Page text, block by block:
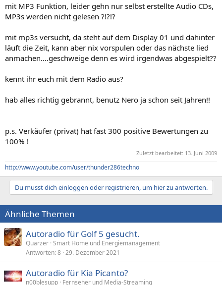
mit MP3 Funktion, leider gehn nur selbst erstellte Audio CDs,
MP3s werden nicht gelesen ?!?!?
mit mp3s versucht, da steht auf dem Display 01 und dahinter
läuft die Zeit, kann aber nix vorspulen oder das nächste lied
anmachen....geschweige denn es wird irgendwas abgespielt??
kennt ihr euch mit dem Radio aus?
hab alles richtig gebrannt, benutz Nero ja schon seit Jahren!!
p.s. Verkäufer (privat) hat fast 300 positive Bewertungen zu
100% !
Zuletzt bearbeitet: 13. Juni 2009
http://www.youtube.com/user/thunder286techno
Du musst dich einloggen oder registrieren, um hier zu antworten.
Ähnliche Themen
Autoradio für Golf 5 gesucht.
Quarzer Smart Home und Energiemanagement
Antworten 8 29. Dezember 2021
Autoradio für Kia Picanto?
n00blesupp Fernseher und Media-Streaming